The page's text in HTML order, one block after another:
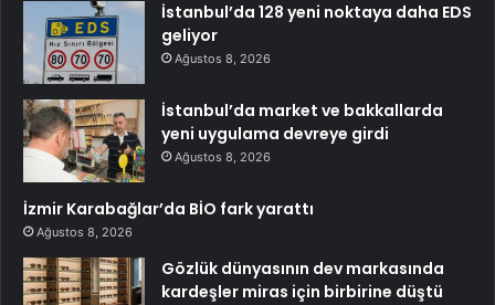
İstanbul’da 128 yeni noktaya daha EDS
geliyor
Ağustos 8, 2026
İstanbul’da market ve bakkallarda
yeni uygulama devreye girdi
Ağustos 8, 2026
İzmir Karabağlar’da BİO fark yarattı
Ağustos 8, 2026
Gözlük dünyasının dev markasında
kardeşler miras için birbirine düştü